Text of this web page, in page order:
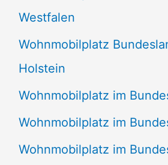
Westfalen
Wohnmobilplatz
Holstein
Wohnmobilplatz im
Wohnmobilplatz im
Wohnmobilplatz im